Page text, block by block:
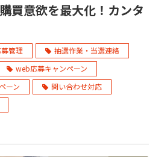
買意欲を最大化！カンタ
管理
抽選作業・当選連絡
web応募キャンペーン
ーン
問い合わせ対応